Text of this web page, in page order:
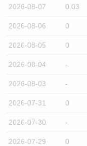
2026-08-07 0.03
2026-08-06 0
2026-08-05 0
2026-08-04 -
2026-08-03 -
2026-07-31 0
2026-07-30 -
2026-07-29 0